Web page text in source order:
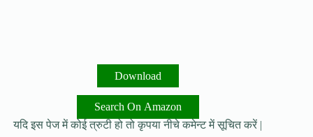
Download
Search On Amazon
यदि इस पेज में कोई त्रुटी हो तो कृपया नीचे कमेन्ट में सूचित करें |